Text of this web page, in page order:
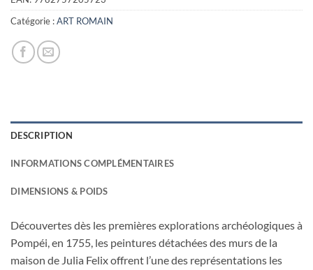
9,70€.3,00€.
Catégorie :ART ROMAIN
DESCRIPTION
INFORMATIONS COMPLÉMENTAIRES
DIMENSIONS & POIDS
Découvertes dès les premières explorations archéologiques à
Pompéi, en 1755, les peintures détachées des murs de la
maison de Julia Felix offrent l’une des représentations les